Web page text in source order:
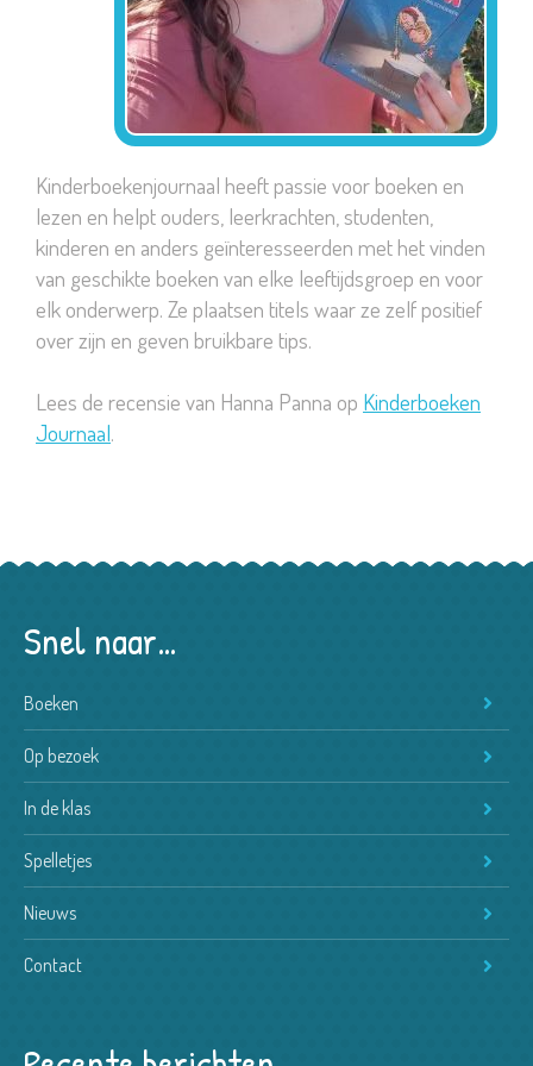
Kinderboekenjournaal heeft passie voor boeken en
lezen en helpt ouders, leerkrachten, studenten,
kinderen en anders geïnteresseerden met het vinden
van geschikte boeken van elke leeftijdsgroep en voor
elk onderwerp. Ze plaatsen titels waar ze zelf positief
over zijn en geven bruikbare tips.
Lees de recensie van Hanna Panna op Kinderboeken
Journaal.
Snel naar…
Boeken
Op bezoek
In de klas
Spelletjes
Nieuws
Contact